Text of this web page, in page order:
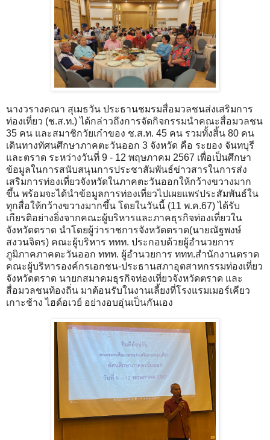
นางวรางคณา สุเมธวัน ประธานชมรมสื่อมวลชนส่งเสริมการ
ท่องเที่ยว (ช.ส.ท.) ได้กล่าวถึงการจัดกิจกรรมนำคณะสื่อมวลชน
35 คน และสมาชิกวัยเก๋าของ ช.ส.ท. 45 คน รวมทั้งสิ้น 80 คน
เดินทางทัศนศึกษาภาคตะวันออก 3 จังหวัด คือ ระยอง จันทบุรี
และตราด ระหว่างวันที่ 9 - 12 พฤษภาคม 2567 เพื่อเป็นศึกษา
ข้อมูลในการสนับสนุนการประชาสัมพันธ์ข่าวสารในการส่ง
เสริมการท่องเที่ยวจังหวัดในภาคตะวันออกให้กว้างขวางมาก
ขึ้น พร้อมจะได้นำข้อมูลการท่องเที่ยวไปเผยแพร่ประสัมพันธ์ใน
ทุกสื่อให้กว้างขวางมากขึ้น โดยในวันนี้ (11 พ.ค.67) ได้รับ
เกียรติอย่างยิ่งจากคณะผู้บริหารและภาคธุรกิจท่องเที่ยวใน
จังหวัดตราด นำโดยผู้ว่าราชการจังหวัดตราด(นายณัฐพงษ์
สงวนจิตร) คณะผู้บริหาร ททท. ประกอบด้วยผู้อำนวยการ
ภูมิภาคภาคตะวันออก ททท. ผู้อำนวยการ ททท.สำนักงานตราด
คณะผู้บริหารองค์กรเอกชน-ประธานสภาอุตสาหกรรมท่องเที่ยว
จังหวัดตราด นายกสมาคมธุรกิจท่องเที่ยวจังหวัดตราด และ
สื่อมวลชนท้องถิ่น มาต้อนรับในงานเลี้ยงที่โรงแรมเมอร์เคียว
เกาะช้าง ไฮด์อเวย์ อย่างอบอุ่นเป็นกันเอง